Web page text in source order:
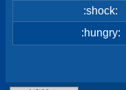
:shock:
:hungry: